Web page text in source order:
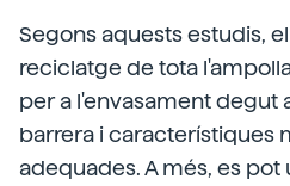
Segons aquests estudis,
reciclatge de tota
per a l'envasament degut
barrera i característiques
adequades. A més, es pot